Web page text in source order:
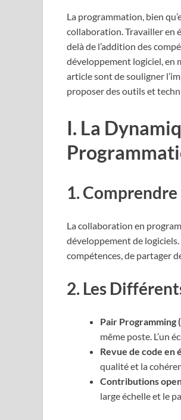
La programmation, bien
collaboration. Travailler en
delà de l’addition des
développement logiciel, en
article sont de souligner
proposer des outils et
I. La
1.
La collaboration en
développement de
compétences, de partager
2. Les
Pair Programming
même poste. L’un
Revue de code en
qualité et la
Contributions
large échelle et le